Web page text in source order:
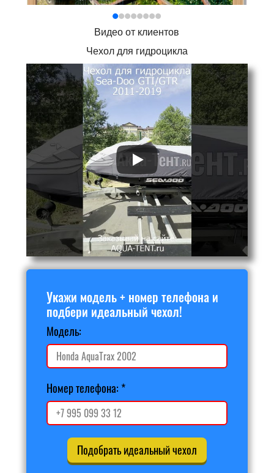
Видео от клиентов
Чехол для гидроцикла
Укажи модель + номер телефона и
подбери идеальный чехол!
Модель:
Номер телефона:
Подобрать идеальный чехол